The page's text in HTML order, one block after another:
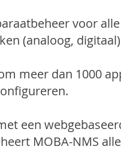
voor
(analoog,
meer dan 1000
een
MOBA-NMS